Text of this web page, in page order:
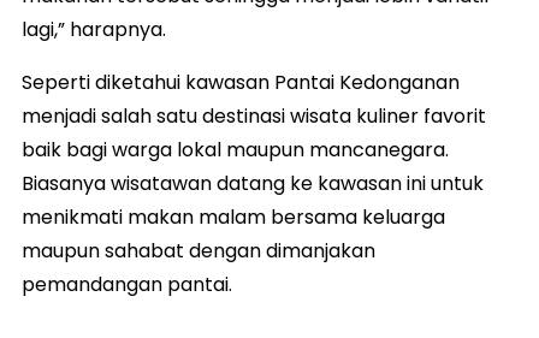
lagi,” harapnya.
Seperti diketahui kawasan Pantai Kedonganan
menjadi salah satu destinasi wisata kuliner favorit
baik bagi warga lokal maupun mancanegara.
Biasanya wisatawan datang ke kawasan ini untuk
menikmati makan malam bersama keluarga
maupun sahabat dengan dimanjakan
pemandangan pantai.